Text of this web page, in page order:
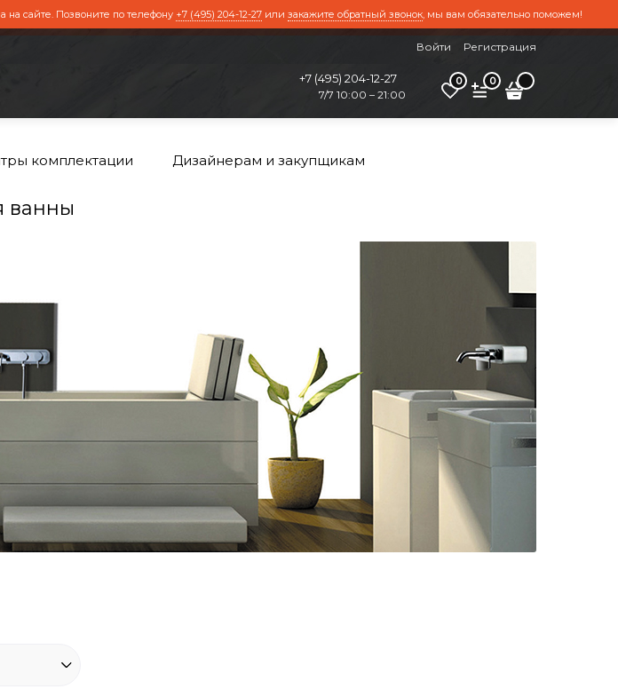
на сайте. Позвоните по телефону +7 (495) 204-12-27 или закажите обратный звонок, мы вам обязательно поможем!
Войти Регистрация
+7 (495) 204-12-27
7/7 10:00 – 21:00
0 0
комплектации Дизайнерам и закупщикам
ванны